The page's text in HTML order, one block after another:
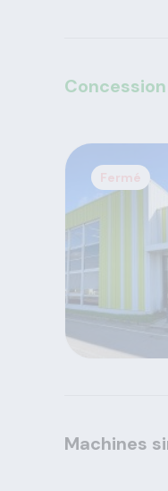
Concession
Machines